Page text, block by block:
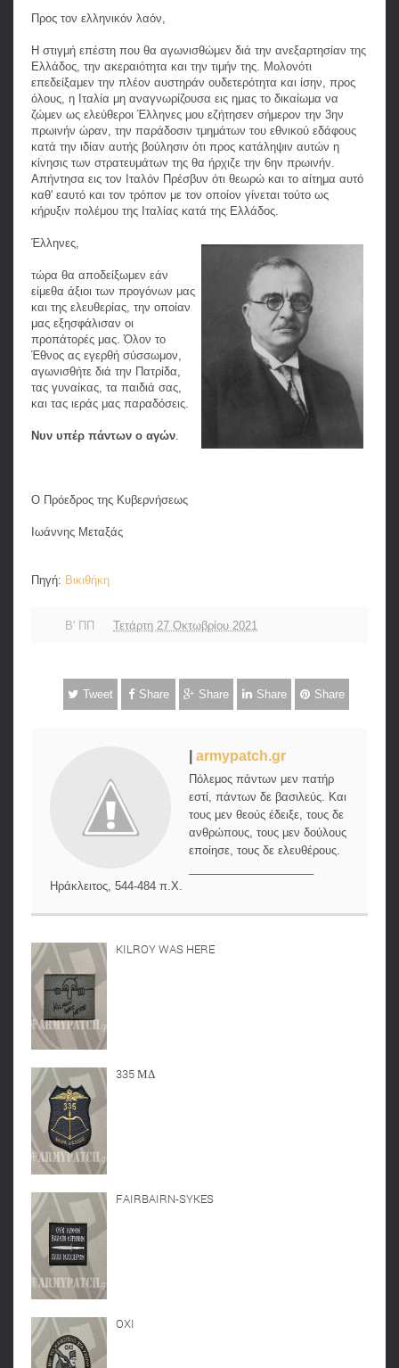
Προς τον ελληνικόν λαόν,
Η στιγμή επέστη που θα αγωνισθώμεν διά την ανεξαρτησίαν της
Ελλάδος, την ακεραιότητα και την τιμήν της. Μολονότι
επεδείξαμεν την πλέον αυστηράν ουδετερότητα και ίσην, προς
όλους, η Ιταλία μη αναγνωρίζουσα εις ημας το δικαίωμα να
ζώμεν ως ελεύθεροι Έλληνες μου εζήτησεν σήμερον την 3ην
πρωινήν ώραν, την παράδοσιν τμημάτων του εθνικού εδάφους
κατά την ιδίαν αυτής βούλησιν ότι προς κατάληψιν αυτών η
κίνησις των στρατευμάτων της θα ήρχιζε την 6ην πρωινήν.
Απήντησα εις τον Ιταλόν Πρέσβυν ότι θεωρώ και το αίτημα αυτό
καθ' εαυτό και τον τρόπον με τον οποίον γίνεται τούτο ως
κήρυξιν πολέμου της Ιταλίας κατά της Ελλάδος.
Έλληνες,
τώρα θα αποδείξωμεν εάν
είμεθα άξιοι των προγόνων μας
και της ελευθερίας, την οποίαν
μας εξησφάλισαν οι
προπάτορές μας. Όλον το
Έθνος ας εγερθή σύσσωμον,
αγωνισθήτε διά την Πατρίδα,
τας γυναίκας, τα παιδιά σας,
και τας ιεράς μας παραδόσεις.
Νυν υπέρ πάντων ο αγών.
Ο Πρόεδρος της Κυβερνήσεως
Ιωάννης Μεταξάς
Πηγή: Βικιθήκη
Β' ΠΠ Τετάρτη 27 Οκτωβρίου 2021
Tweet Share Share Share Share
armypatch.gr
Πόλεμος πάντων μεν πατήρ
εστί, πάντων δε βασιλεύς. Και
τους μεν θεούς έδειξε, τους δε
ανθρώπους, τους μεν δούλους
εποίησε, τους δε ελευθέρους.
Ηράκλειτος, 544-484 π.Χ.
KILROY WAS HERE
335 ΜΔ
FAIRBAIRN-SYKES
OXI